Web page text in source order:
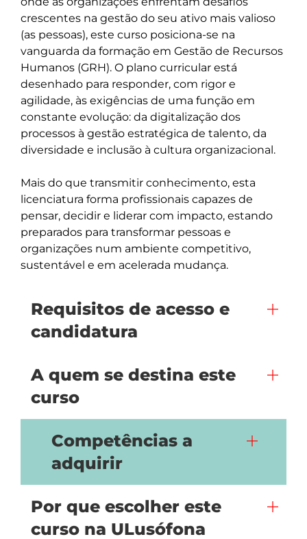
crescentes na gestão do seu ativo mais valioso
(as pessoas), este curso posiciona-se na
vanguarda da formação em Gestão de Recursos
Humanos (GRH). O plano curricular está
desenhado para responder, com rigor e
agilidade, às exigências de uma função em
constante evolução: da digitalização dos
processos à gestão estratégica de talento, da
diversidade e inclusão à cultura organizacional.
Mais do que transmitir conhecimento, esta
licenciatura forma profissionais capazes de
pensar, decidir e liderar com impacto, estando
preparados para transformar pessoas e
organizações num ambiente competitivo,
Requisitos de acesso e
candidatura
A quem se destina este
curso
Competências a
adquirir
Por que escolher este
curso na ULusófona